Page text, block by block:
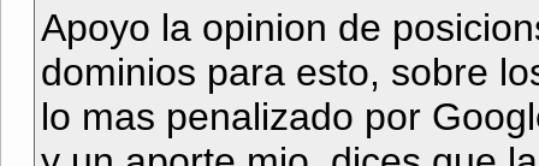
Apoyo la opinion de
dominios para esto, sobre
lo mas penalizado por